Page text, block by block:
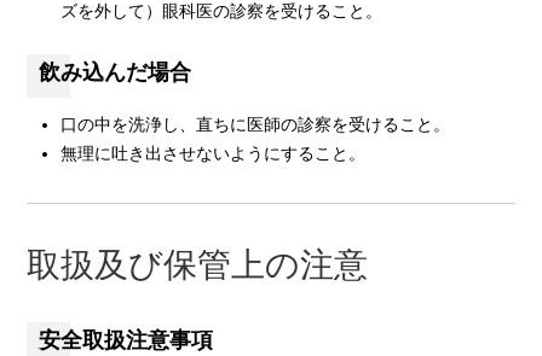
ズを外して）眼科医の診察を受けること。
飲み込んだ場合
口の中を洗浄し、直ちに医師の診察を受けること。
無理に吐き出させないようにすること。
取扱及び保管上の注意
安全取扱注意事項